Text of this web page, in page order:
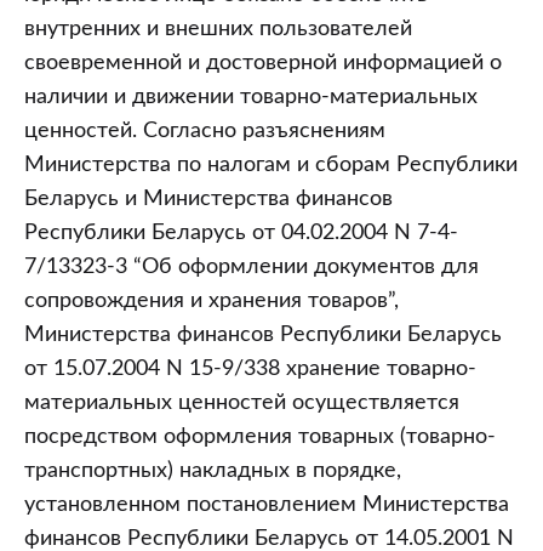
внутренних и внешних пользователей
своевременной и достоверной информацией о
наличии и движении товарно-материальных
ценностей. Согласно разъяснениям
Министерства по налогам и сборам Республики
Беларусь и Министерства финансов
Республики Беларусь от 04.02.2004 N 7-4-
7/13323-3 “Об оформлении документов для
сопровождения и хранения товаров”,
Министерства финансов Республики Беларусь
от 15.07.2004 N 15-9/338 хранение товарно-
материальных ценностей осуществляется
посредством оформления товарных (товарно-
транспортных) накладных в порядке,
установленном постановлением Министерства
финансов Республики Беларусь от 14.05.2001 N